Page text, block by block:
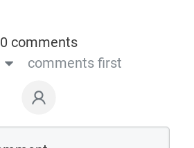
0 comments
comments first